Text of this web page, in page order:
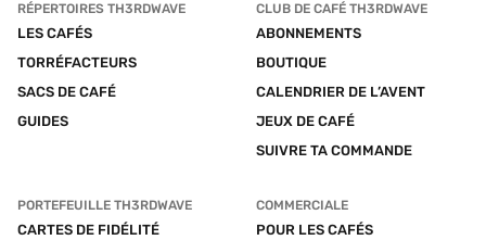
RÉPERTOIRES TH3RDWAVE
LES CAFÉS
TORRÉFACTEURS
SACS DE CAFÉ
GUIDES
CLUB DE CAFÉ TH3RDWAVE
ABONNEMENTS
BOUTIQUE
CALENDRIER DE L’AVENT
JEUX DE CAFÉ
SUIVRE TA COMMANDE
PORTEFEUILLE TH3RDWAVE
CARTES DE FIDÉLITÉ
COMMERCIALE
POUR LES CAFÉS